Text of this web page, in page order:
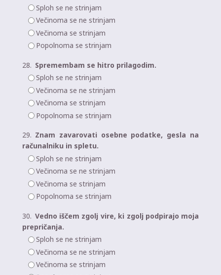
Sploh se ne strinjam
Večinoma se ne strinjam
Večinoma se strinjam
Popolnoma se strinjam
28. Spremembam se hitro prilagodim.
Sploh se ne strinjam
Večinoma se ne strinjam
Večinoma se strinjam
Popolnoma se strinjam
29. Znam zavarovati osebne podatke, gesla na
računalniku in spletu.
Sploh se ne strinjam
Večinoma se ne strinjam
Večinoma se strinjam
Popolnoma se strinjam
30. Vedno iščem zgolj vire, ki zgolj podpirajo moja
prepričanja.
Sploh se ne strinjam
Večinoma se ne strinjam
Večinoma se strinjam